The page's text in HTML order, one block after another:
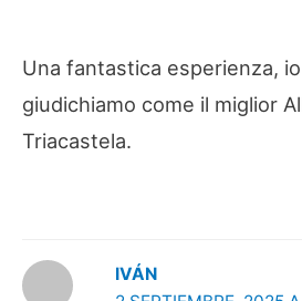
Una fantastica esperienza,
giudichiamo come il miglior
Triacastela.
IVÁN